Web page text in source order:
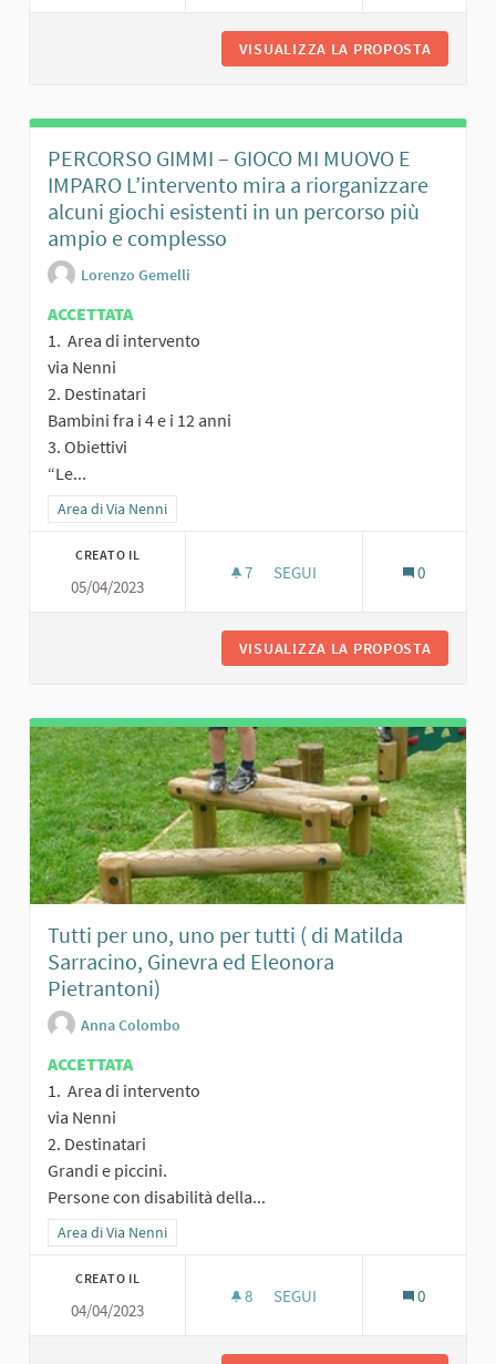
VISUALIZZA LA PROPOSTA
PERCORSO GIMMI – GIOCO MI MUOVO E
IMPARO L’intervento mira a riorganizzare
alcuni giochi esistenti in un percorso più
ampio e complesso
Lorenzo Gemelli
ACCETTATA
1. Area di intervento
via Nenni
2. Destinatari
Bambini fra i 4 e i 12 anni
3. Obiettivi
“Le...
Filtra i risultati per categoria: Area di Via Nenni
Area di Via Nenni
CREATO IL
05/04/2023
7 7 SOSTENITORI
SEGUI 0
VISUALIZZA LA PROPOSTA
Tutti per uno, uno per tutti ( di Matilda
Sarracino, Ginevra ed Eleonora
Pietrantoni)
Anna Colombo
ACCETTATA
1. Area di intervento
via Nenni
2. Destinatari
Grandi e piccini.
Persone con disabilità della...
Filtra i risultati per categoria: Area di Via Nenni
Area di Via Nenni
CREATO IL
04/04/2023
8 8 SOSTENITORI
SEGUI 0